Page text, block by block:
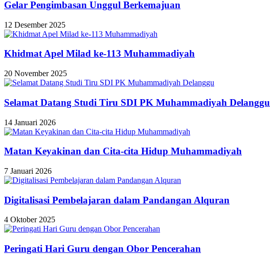
Gelar Pengimbasan Unggul Berkemajuan
12 Desember 2025
Khidmat Apel Milad ke-113 Muhammadiyah
20 November 2025
Selamat Datang Studi Tiru SDI PK Muhammadiyah Delanggu
14 Januari 2026
Matan Keyakinan dan Cita-cita Hidup Muhammadiyah
7 Januari 2026
Digitalisasi Pembelajaran dalam Pandangan Alquran
4 Oktober 2025
Peringati Hari Guru dengan Obor Pencerahan